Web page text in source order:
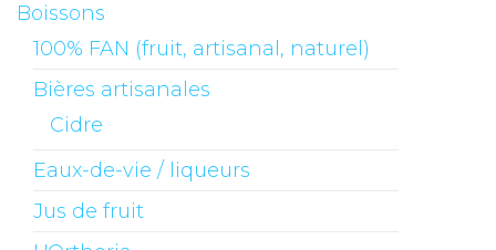
Boissons
100% FAN (fruit, artisanal, naturel)
Bières artisanales
Cidre
Eaux-de-vie / liqueurs
Jus de fruit